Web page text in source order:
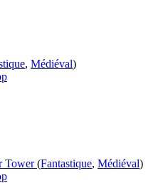
, Médiéval)
Tower(Fantastique, Médiéval)